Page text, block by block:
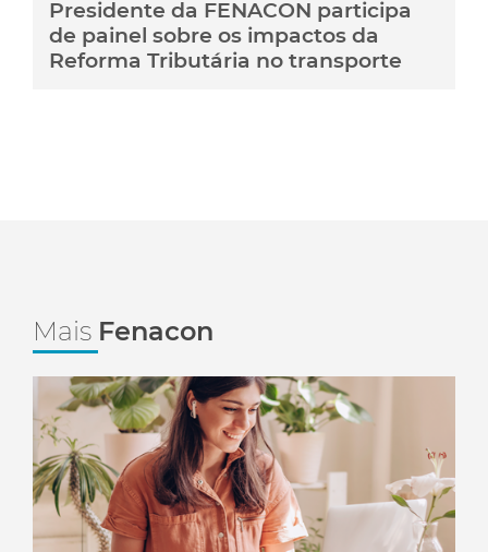
Presidente da FENACON participa
de painel sobre os impactos da
Reforma Tributária no transporte
Mais Fenacon